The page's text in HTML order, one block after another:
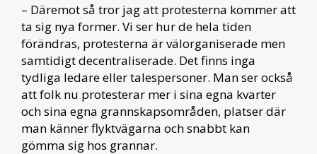
– Däremot så tror jag att protesterna kommer att
ta sig nya former. Vi ser hur de hela tiden
förändras, protesterna är välorganiserade men
samtidigt decentraliserade. Det finns inga
tydliga ledare eller talespersoner. Man ser också
att folk nu protesterar mer i sina egna kvarter
och sina egna grannskapsområden, platser där
man känner flyktvägarna och snabbt kan
gömma sig hos grannar.